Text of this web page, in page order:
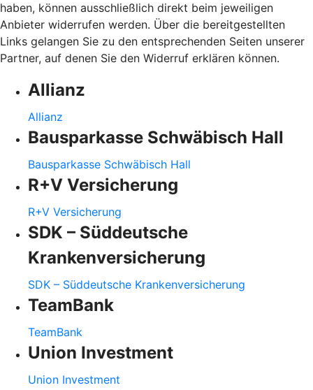
haben, können ausschließlich direkt beim jeweiligen
Anbieter widerrufen werden. Über die bereitgestellten
Links gelangen Sie zu den entsprechenden Seiten unserer
Partner, auf denen Sie den Widerruf erklären können.
Allianz
Allianz
Bausparkasse Schwäbisch Hall
Bausparkasse Schwäbisch Hall
R+V Versicherung
R+V Versicherung
SDK – Süddeutsche
Krankenversicherung
SDK – Süddeutsche Krankenversicherung
TeamBank
TeamBank
Union Investment
Union Investment